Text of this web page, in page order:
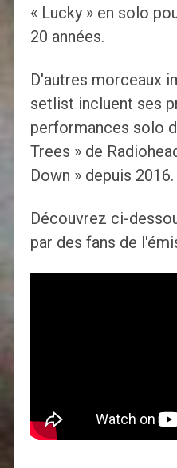
« Lucky » en solo
20 années.
D'autres morceaux
setlist incluent ses
performances solo
Trees » de
Down » depuis 2016.
Découvrez ci-
par des fans de